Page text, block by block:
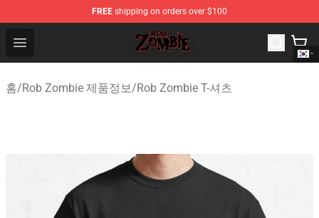
FREE shipping on orders over $100
Open menu
Rob Zombie Shop - Official Rob Zombie Merchandise
홈/Rob Zombie 제품정보/Rob Zombie T-셔츠